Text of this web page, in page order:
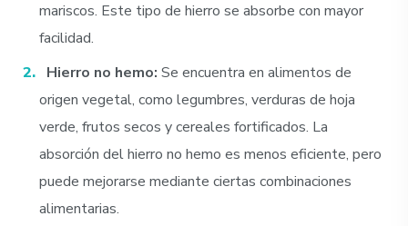
mariscos. Este tipo de hierro se absorbe con mayor
facilidad.
Hierro no hemo: Se encuentra en alimentos de
origen vegetal, como legumbres, verduras de hoja
verde, frutos secos y cereales fortificados. La
absorción del hierro no hemo es menos eficiente, pero
puede mejorarse mediante ciertas combinaciones
alimentarias.